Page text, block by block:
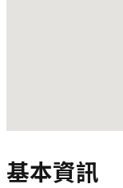
基本資訊